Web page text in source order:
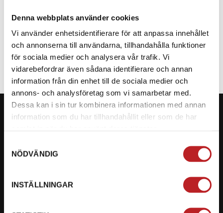
Denna webbplats använder cookies
Vi använder enhetsidentifierare för att anpassa innehållet
och annonserna till användarna, tillhandahålla funktioner
för sociala medier och analysera vår trafik. Vi
vidarebefordrar även sådana identifierare och annan
information från din enhet till de sociala medier och
annons- och analysföretag som vi samarbetar med.
Dessa kan i sin tur kombinera informationen med annan
information som du har tillhandahållit eller som de har
NÖDVÄNDIG
INSTÄLLNINGAR
SPECIFIKATION
KONTAKTA OSS PÅ MOTORBITEN
Org. nummer: 5566689278
023-13366